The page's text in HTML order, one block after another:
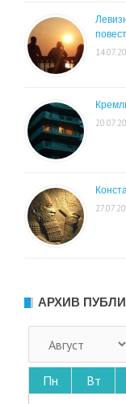
АРХИВ
Пн Вт